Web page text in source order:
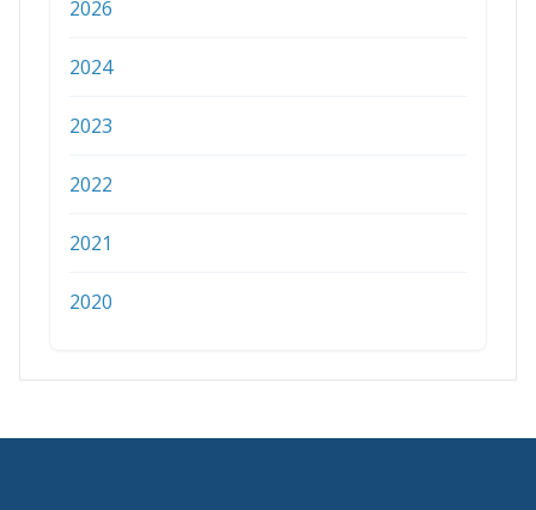
2026
2024
2023
2022
2021
2020